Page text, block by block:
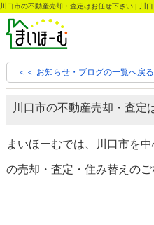
＜＜ お知らせ・ブログの一覧へ戻る
川口市の不動産売却・査定
まいほーむでは、川口市を
の売却・査定・住み替えのご